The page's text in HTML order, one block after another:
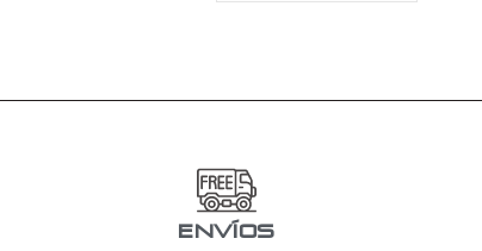
ENVÍOS